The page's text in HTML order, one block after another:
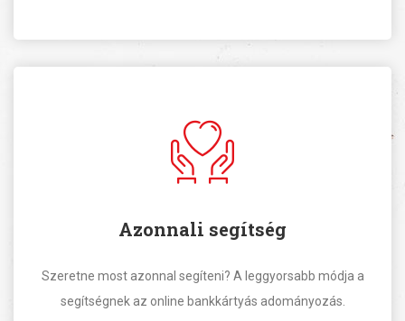
Azonnali segítség
Szeretne most azonnal segíteni? A leggyorsabb módja a
segítségnek az online bankkártyás adományozás.